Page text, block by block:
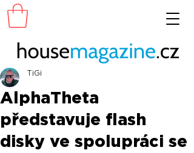
AlphaTheta
představuje flash
disky ve spolupráci se
TiGi